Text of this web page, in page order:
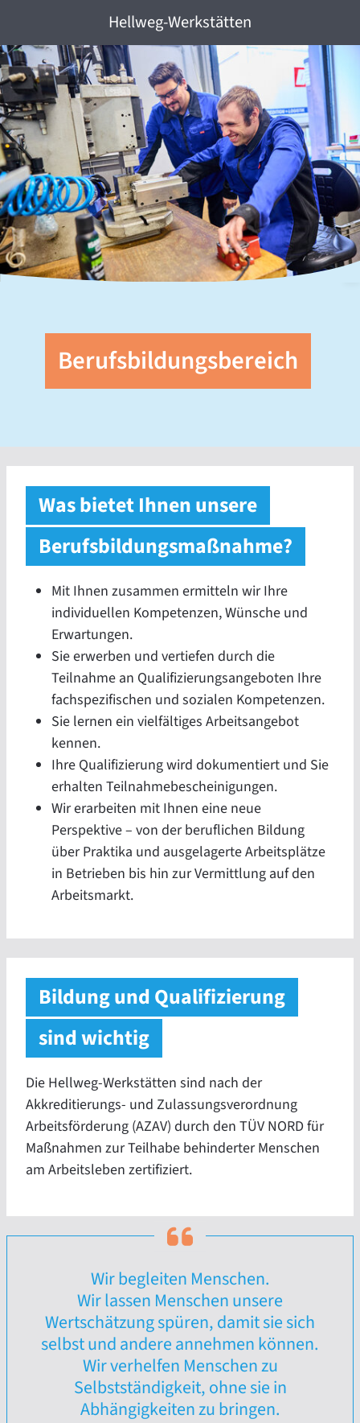
Hellweg-Werkstätten
Berufsbildungsbereich
Was bietet Ihnen unsere
Berufsbildungsmaßnahme?
Mit Ihnen zusammen ermitteln wir Ihre
individuellen Kompetenzen, Wünsche und
Erwartungen.
Sie erwerben und vertiefen durch die
Teilnahme an Qualifizierungsangeboten Ihre
fachspezifischen und sozialen Kompetenzen.
Sie lernen ein vielfältiges Arbeitsangebot
kennen.
Ihre Qualifizierung wird dokumentiert und Sie
erhalten Teilnahmebescheinigungen.
Wir erarbeiten mit Ihnen eine neue
Perspektive – von der beruflichen Bildung
über Praktika und ausgelagerte Arbeitsplätze
in Betrieben bis hin zur Vermittlung auf den
Arbeitsmarkt.
Bildung und Qualifizierung
sind wichtig
Die Hellweg-Werkstätten sind nach der
Akkreditierungs- und Zulassungsverordnung
Arbeitsförderung (AZAV) durch den TÜV NORD für
Maßnahmen zur Teilhabe behinderter Menschen
am Arbeitsleben zertifiziert.
Wir begleiten Menschen.
Wir lassen Menschen unsere
Wertschätzung spüren, damit sie sich
selbst und andere annehmen können.
Wir verhelfen Menschen zu
Selbstständigkeit, ohne sie in
Abhängigkeiten zu bringen.